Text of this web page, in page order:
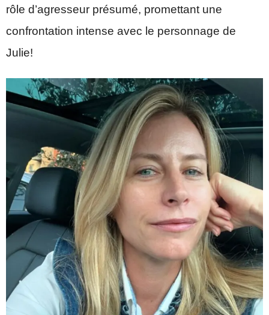
rôle d’agresseur présumé, promettant une
confrontation intense avec le personnage de
Julie!